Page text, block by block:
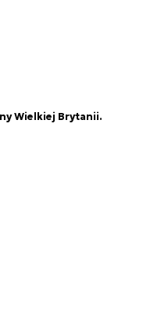
Wielkiej Brytanii.